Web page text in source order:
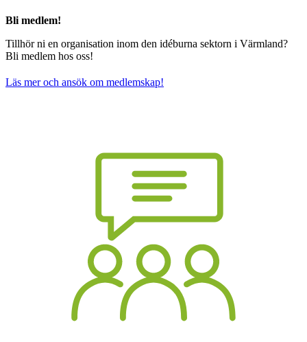
Bli medlem!
Tillhör ni en organisation inom den idéburna sektorn i Värmland?
Bli medlem hos oss!
Läs mer och ansök om medlemskap!